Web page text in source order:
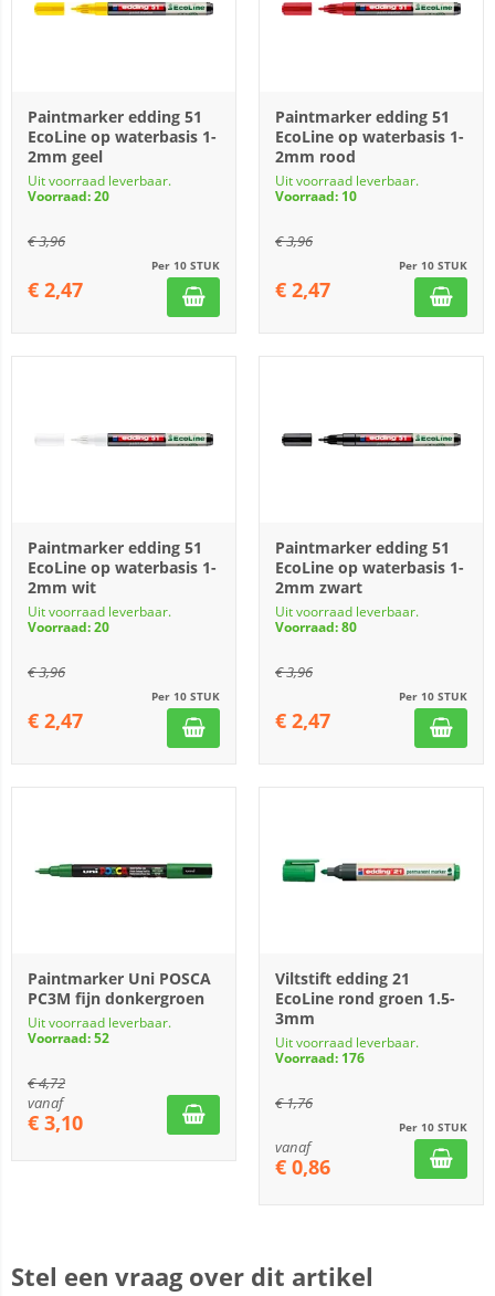
Paintmarker edding 51
EcoLine op waterbasis 1-
2mm geel
Uit voorraad leverbaar.
Voorraad: 20
€3,96
Per 10 STUK
€ 2,47
Paintmarker edding 51
EcoLine op waterbasis 1-
2mm rood
Uit voorraad leverbaar.
Voorraad: 10
€3,96
Per 10 STUK
€ 2,47
Paintmarker edding 51
EcoLine op waterbasis 1-
2mm wit
Uit voorraad leverbaar.
Voorraad: 20
€3,96
Per 10 STUK
€ 2,47
Paintmarker edding 51
EcoLine op waterbasis 1-
2mm zwart
Uit voorraad leverbaar.
Voorraad: 80
€3,96
Per 10 STUK
€ 2,47
Paintmarker Uni POSCA
PC3M fijn donkergroen
Uit voorraad leverbaar.
Voorraad: 52
€4,72
vanaf
€ 3,10
Viltstift edding 21
EcoLine rond groen 1.5-
3mm
Uit voorraad leverbaar.
Voorraad: 176
€1,76
Per 10 STUK
vanaf
€ 0,86
Stel een vraag over dit artikel